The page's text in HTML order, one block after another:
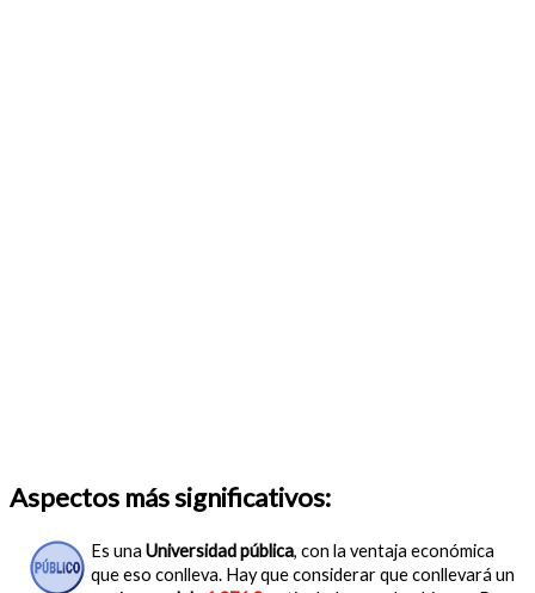
Aspectos más significativos:
Es una Universidad pública, con la ventaja económica
que eso conlleva. Hay que considerar que conllevará un